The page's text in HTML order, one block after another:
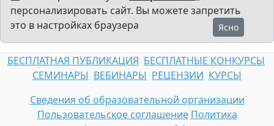
персонализировать сайт. Вы можете запретить
это в настройках браузера
Ясно
БЕСПЛАТНАЯ ПУБЛИКАЦИЯ БЕСПЛАТНЫЕ КОНКУРСЫ
СЕМИНАРЫ ВЕБИНАРЫ РЕЦЕНЗИИ КУРСЫ
Сведения об образовательной организации
Пользовательское соглашение Политика